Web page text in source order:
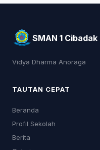
SMAN 1 Cibadak
Vidya Dharma Anoraga
TAUTAN CEPAT
Beranda
Profil Sekolah
Berita